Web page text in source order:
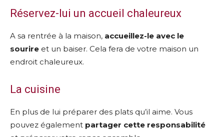
Réservez-lui un accueil chaleureux
A sa rentrée à la maison, accueillez-le avec le
sourire et un baiser. Cela fera de votre maison un
endroit chaleureux.
La cuisine
En plus de lui préparer des plats qu’il aime. Vous
pouvez également partager cette responsabilité